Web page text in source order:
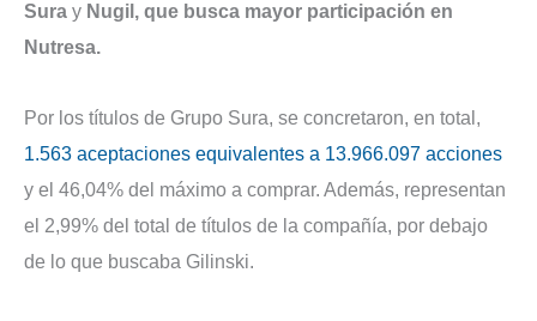
Sura y Nugil, que busca mayor participación en
Nutresa.
Por los títulos de Grupo Sura, se concretaron, en total,
1.563 aceptaciones equivalentes a 13.966.097 acciones
y el 46,04% del máximo a comprar. Además, representan
el 2,99% del total de títulos de la compañía, por debajo
de lo que buscaba Gilinski.